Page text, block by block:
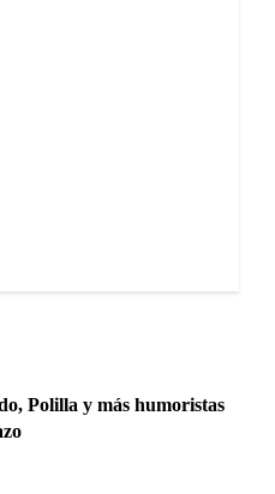
Polilla y más humoristas